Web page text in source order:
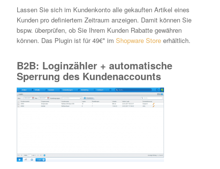
Lassen Sie sich im Kundenkonto alle gekauften Artikel eines
Kunden pro definiertem Zeitraum anzeigen. Damit können Sie
bspw. überprüfen, ob Sie Ihrem Kunden Rabatte gewähren
können. Das Plugin ist für 49€* im Shopware Storeerhältlich.
B2B: Loginzähler + automatische
Sperrung des Kundenaccounts